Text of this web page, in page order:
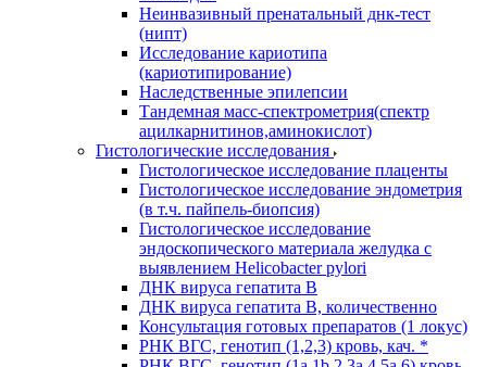
Неинвазивный пренатальный днк-тест
(нипт)
Исследование кариотипа
(кариотипирование)
Наследственные эпилепсии
Тандемная масс-спектрометрия(спектр
ацилкарнитинов,аминокислот)
Гистологические исследования
Гистологическое исследование плаценты
Гистологическое исследование эндометрия
(в т.ч. пайпель-биопсия)
Гистологическое исследование
эндоскопического материала желудка с
выявлением Helicobacter pylori
ДНК вируса гепатита B
ДНК вируса гепатита B, количественно
Консультация готовых препаратов (1 локус)
РНК ВГC, генотип (1,2,3) кровь, кач. *